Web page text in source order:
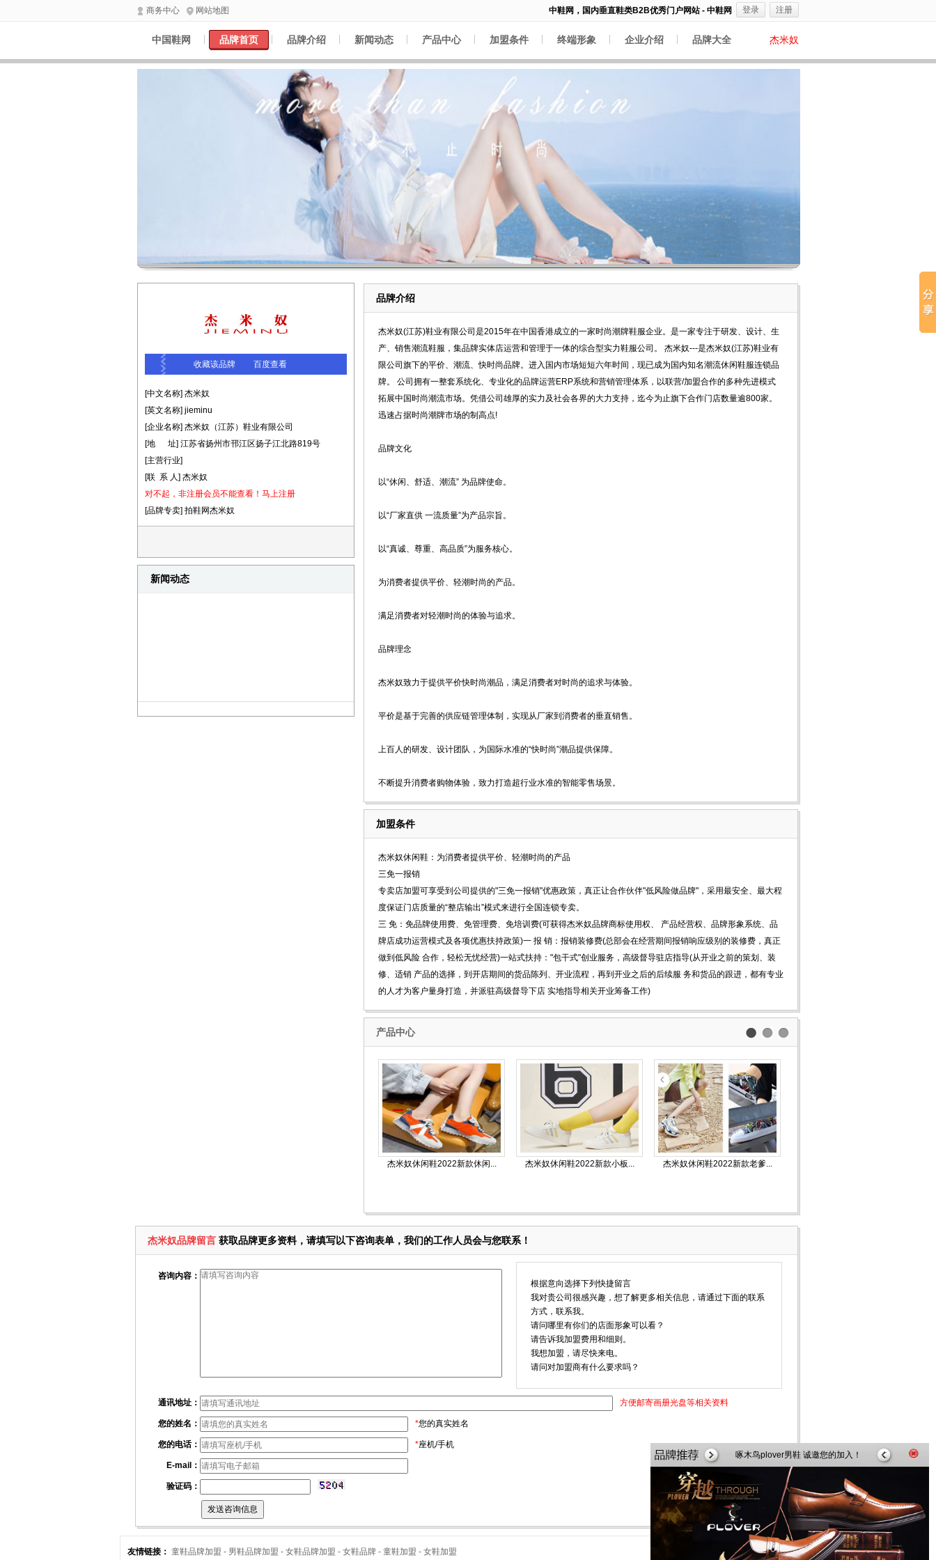
商务中心 网站地图 中鞋网，国内垂直鞋类B2B优秀门户网站 - 中鞋网 登录 注册
中国鞋网 品牌首页 品牌介绍 新闻动态 产品中心 加盟条件 终端形象 企业介绍 品牌大全 杰米奴
品牌介绍
杰米奴(江苏)鞋业有限公司是2015年在中国香港成立的一家时尚潮牌鞋服企业。是一家专注于研发、设计、生
产、销售潮流鞋服，集品牌实体店运营和管理于一体的综合型实力鞋服公司。 杰米奴---是杰米奴(江苏)鞋业有
限公司旗下的平价、潮流、快时尚品牌。进入国内市场短短六年时间，现已成为国内知名潮流休闲鞋服连锁品
牌。 公司拥有一整套系统化、专业化的品牌运营ERP系统和营销管理体系，以联营/加盟合作的多种先进模式
拓展中国时尚潮流市场。凭借公司雄厚的实力及社会各界的大力支持，迄今为止旗下合作门店数量逾800家。
迅速占据时尚潮牌市场的制高点!
品牌文化
以“休闲、舒适、潮流” 为品牌使命。
以“厂家直供 一流质量”为产品宗旨。
以“真诚、尊重、高品质”为服务核心。
为消费者提供平价、轻潮时尚的产品。
满足消费者对轻潮时尚的体验与追求。
品牌理念
杰米奴致力于提供平价快时尚潮品，满足消费者对时尚的追求与体验。
平价是基于完善的供应链管理体制，实现从厂家到消费者的垂直销售。
上百人的研发、设计团队，为国际水准的“快时尚”潮品提供保障。
不断提升消费者购物体验，致力打造超行业水准的智能零售场景。
加盟条件
杰米奴休闲鞋：为消费者提供平价、轻潮时尚的产品
三免一报销
专卖店加盟可享受到公司提供的"三免一报销"优惠政策，真正让合作伙伴"低风险做品牌"，采用最安全、最大程
度保证门店质量的“整店输出”模式来进行全国连锁专卖。
三 免：免品牌使用费、免管理费、免培训费(可获得杰米奴品牌商标使用权、 产品经营权、品牌形象系统、品
牌店成功运营模式及各项优惠扶持政策)一 报 销：报销装修费(总部会在经营期间报销响应级别的装修费，真正
做到低风险 合作，轻松无忧经营)一站式扶持："包干式"创业服务，高级督导驻店指导(从开业之前的策划、装
修、适销 产品的选择，到开店期间的货品陈列、开业流程，再到开业之后的后续服 务和货品的跟进，都有专业
的人才为客户量身打造，并派驻高级督导下店 实地指导相关开业筹备工作)
产品中心
杰米奴休闲鞋2022新款休闲... 杰米奴休闲鞋2022新款小板... 杰米奴休闲鞋2022新款老爹...
收藏该品牌 百度查看
[中文名称] 杰米奴
[英文名称] jieminu
[企业名称] 杰米奴（江苏）鞋业有限公司
[地 址] 江苏省扬州市邗江区扬子江北路819号
[主营行业]
[联 系 人] 杰米奴
对不起，非注册会员不能查看！ 马上注册
[品牌专卖] 拍鞋网杰米奴
新闻动态
杰米奴品牌留言 获取品牌更多资料，请填写以下咨询表单，我们的工作人员会与您联系！
咨询内容：
根据意向选择下列快捷留言
我对贵公司很感兴趣，想了解更多相关信息，请通过下面的联系
方式，联系我。
请问哪里有你们的店面形象可以看？
请告诉我加盟费用和细则。
我想加盟，请尽快来电。
请问对加盟商有什么要求吗？
通讯地址： 方便邮寄画册光盘等相关资料
您的姓名： *您的真实姓名
您的电话： *座机/手机
E-mail：
验证码：
友情链接： 童鞋品牌加盟 - 男鞋品牌加盟 - 女鞋品牌加盟 - 女鞋品牌 - 童鞋加盟 - 女鞋加盟
啄木鸟plover男鞋 诚邀您的加入！